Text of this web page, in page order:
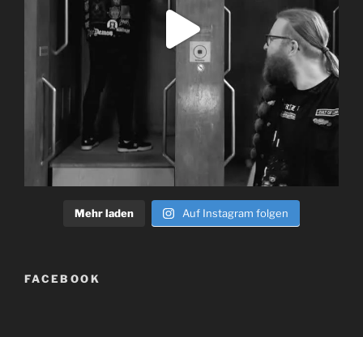
Mehr laden Auf Instagram folgen
FACEBOOK